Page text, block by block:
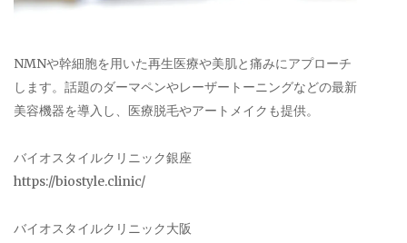
NMNや幹細胞を用いた再生医療や美肌と痛みにアプローチ
します。話題のダーマペンやレーザートーニングなどの最新
美容機器を導入し、医療脱毛やアートメイクも提供。
バイオスタイルクリニック銀座
https://biostyle.clinic/
バイオスタイルクリニック大阪